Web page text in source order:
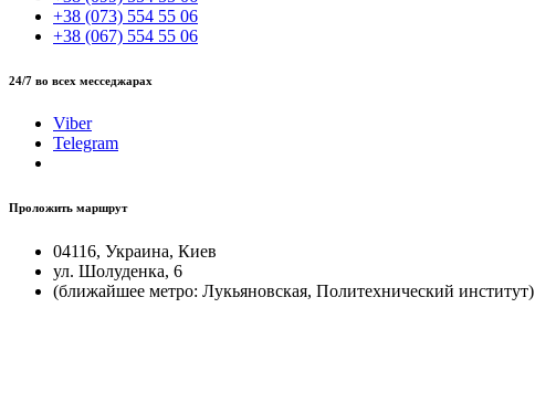
+38 (073) 554 55 06
+38 (067) 554 55 06
24/7 во всех месседжарах
Viber
Telegram
Проложить маршрут
04116, Украина, Киев
ул. Шолуденка, 6
(ближайшее метро: Лукьяновская, Политехнический институт)